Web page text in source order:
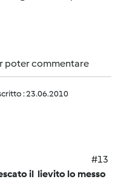
poter commentare
: 23.06.2010
#13
il lievito lo messo